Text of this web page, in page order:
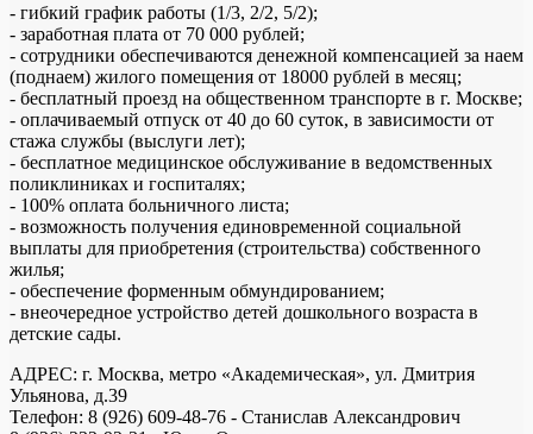
- гибкий график работы (1/3, 2/2, 5/2);
- заработная плата от 70 000 рублей;
- сотрудники обеспечиваются денежной компенсацией за наем
(поднаем) жилого помещения от 18000 рублей в месяц;
- бесплатный проезд на общественном транспорте в г. Москве;
- оплачиваемый отпуск от 40 до 60 суток, в зависимости от
стажа службы (выслуги лет);
- бесплатное медицинское обслуживание в ведомственных
поликлиниках и госпиталях;
- 100% оплата больничного листа;
- возможность получения единовременной социальной
выплаты для приобретения (строительства) собственного
жилья;
- обеспечение форменным обмундированием;
- внеочередное устройство детей дошкольного возраста в
детские сады.
АДРЕС: г. Москва, метро «Академическая», ул. Дмитрия
Ульянова, д.39
Телефон: 8 (926) 609-48-76 - Станислав Александрович